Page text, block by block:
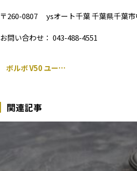
〒260-0807 ysオート千葉 千葉県千葉市
お問い合わせ： 043-488-4551
ボルボ V50 ユーザー車検代行
関連記事